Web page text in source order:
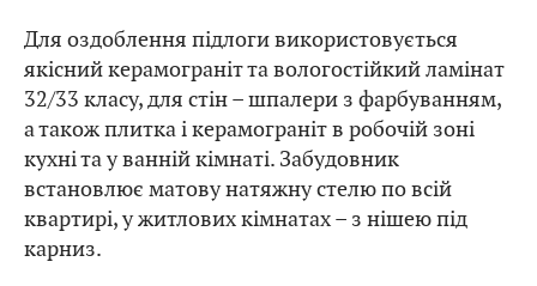
Для оздоблення підлоги використовується
якісний керамограніт та вологостійкий ламінат
32/33 класу, для стін – шпалери з фарбуванням,
а також плитка і керамограніт в робочій зоні
кухні та у ванній кімнаті. Забудовник
встановлює матову натяжну стелю по всій
квартирі, у житлових кімнатах – з нішею під
карниз.